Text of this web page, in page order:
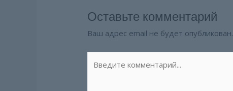
Оставьте комментарий
Ваш адрес email не будет опубликован.
комментарий...